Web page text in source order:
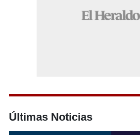
Últimas Noticias